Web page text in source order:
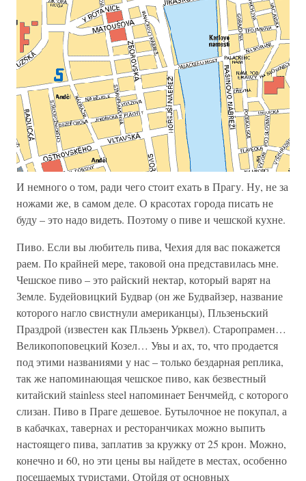
И немного о том, ради чего стоит ехать в Прагу. Ну, не за
ножами же, в самом деле. О красотах города писать не
буду – это надо видеть. Поэтому о пиве и чешской кухне.
Пиво. Если вы любитель пива, Чехия для вас покажется
раем. По крайней мере, таковой она представилась мне.
Чешское пиво – это райский нектар, который варят на
Земле. Будейовицкий Будвар (он же Будвайзер, название
которого нагло свистнули американцы), Пльзеньский
Праздрой (известен как Пльзень Урквел). Старопрамен…
Великопоповецкий Козел… Увы и ах, то, что продается
под этими названиями у нас – только бездарная реплика,
так же напоминающая чешское пиво, как безвестный
китайский stainless steel напоминает Бенчмейд, с которого
слизан. Пиво в Праге дешевое. Бутылочное не покупал, а
в кабачках, тавернах и ресторанчиках можно выпить
настоящего пива, заплатив за кружку от 25 крон. Можно,
конечно и 60, но эти цены вы найдете в местах, особенно
посещаемых туристами. Отойдя от основных